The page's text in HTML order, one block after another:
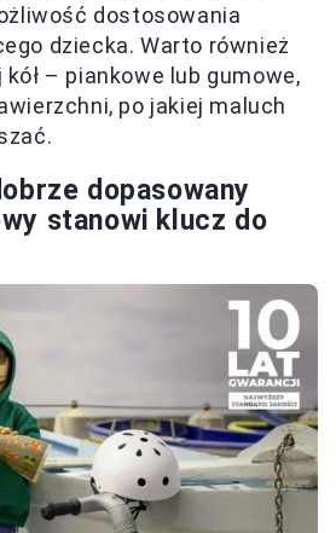
dostosowania
dziecka. Warto również
– piankowe lub gumowe,
po jakiej maluch
dopasowany
stanowi klucz do